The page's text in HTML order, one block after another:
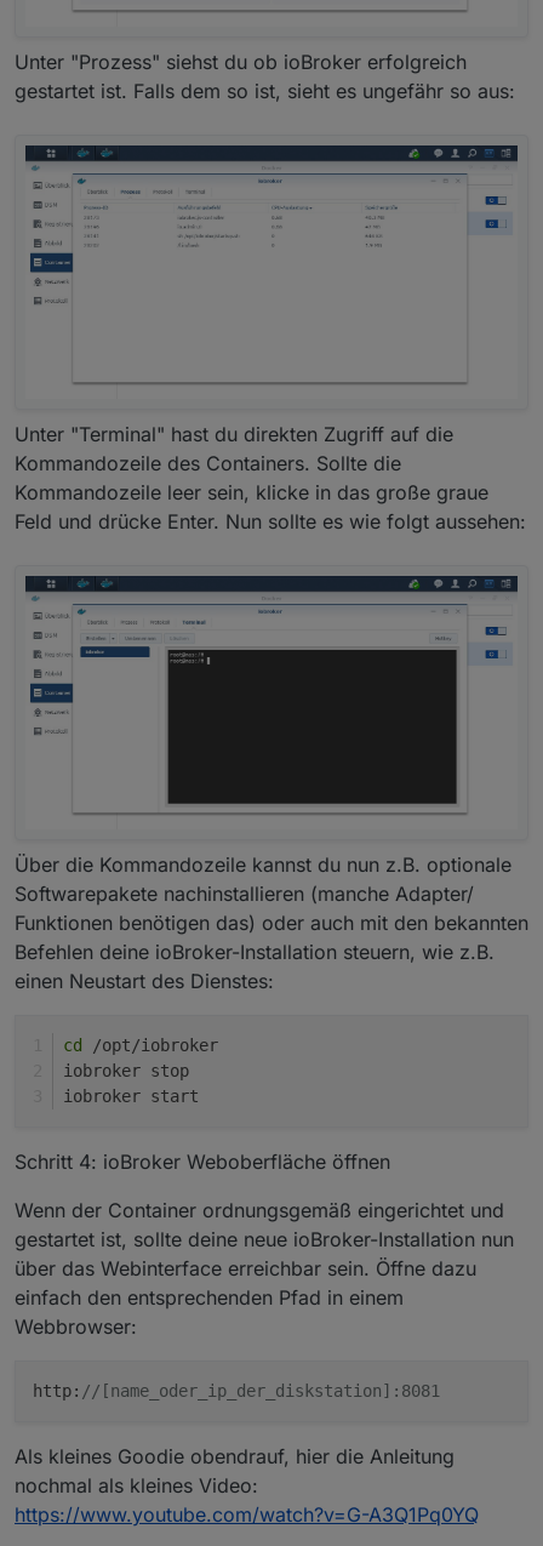
Unter "Prozess" siehst du ob ioBroker erfolgreich
gestartet ist. Falls dem so ist, sieht es ungefähr so aus:
Unter "Terminal" hast du direkten Zugriff auf die
Kommandozeile des Containers. Sollte die
Kommandozeile leer sein, klicke in das große graue
Feld und drücke Enter. Nun sollte es wie folgt aussehen:
Über die Kommandozeile kannst du nun z.B. optionale
Softwarepakete nachinstallieren (manche Adapter/
Funktionen benötigen das) oder auch mit den bekannten
Befehlen deine ioBroker-Installation steuern, wie z.B.
einen Neustart des Dienstes:
cd
/opt/iobroker
iobroker stop
iobroker start
Schritt 4: ioBroker Weboberfläche öffnen
Wenn der Container ordnungsgemäß eingerichtet und
gestartet ist, sollte deine neue ioBroker-Installation nun
über das Webinterface erreichbar sein. Öffne dazu
einfach den entsprechenden Pfad in einem
Webbrowser:
http: //[name_oder_ip_der_diskstation]:8081
Als kleines Goodie obendrauf, hier die Anleitung
nochmal als kleines Video:
https://www.youtube.com/watch?v=G-A3Q1Pq0YQ